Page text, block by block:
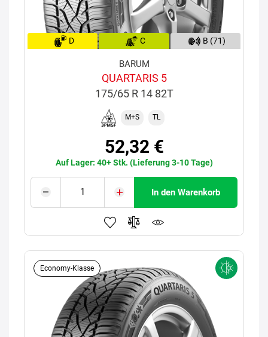
D C B (71)
BARUM
QUARTARIS 5
175/65 R 14 82T
M+S TL
52,32 €
Auf Lager: 40+ Stk. (Lieferung 3-10 Tage)
In den Warenkorb
Economy-Klasse